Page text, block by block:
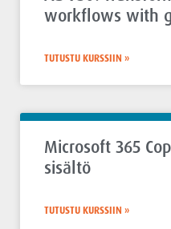
workflows with
TUTUSTU KURSSIIN »
Microsoft 365
sisältö
TUTUSTU KURSSIIN »